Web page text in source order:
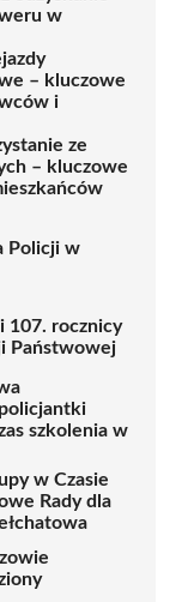
w
– kluczowe
i
ze
– kluczowe
Policji w
107. rocznicy
Państwowej
szkolenia w
w Czasie
Rady dla